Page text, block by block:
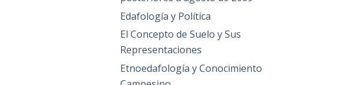
Edafología y Política
El Concepto de Suelo y Sus
Representaciones
Etnoedafología y Conocimiento